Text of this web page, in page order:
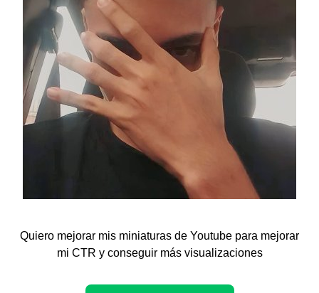
Quiero mejorar mis miniaturas de Youtube para mejorar
mi CTR y conseguir más visualizaciones